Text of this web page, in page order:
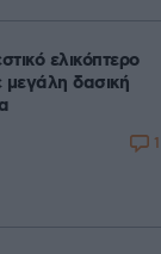
ελικόπτερο
μεγάλη δασική
1